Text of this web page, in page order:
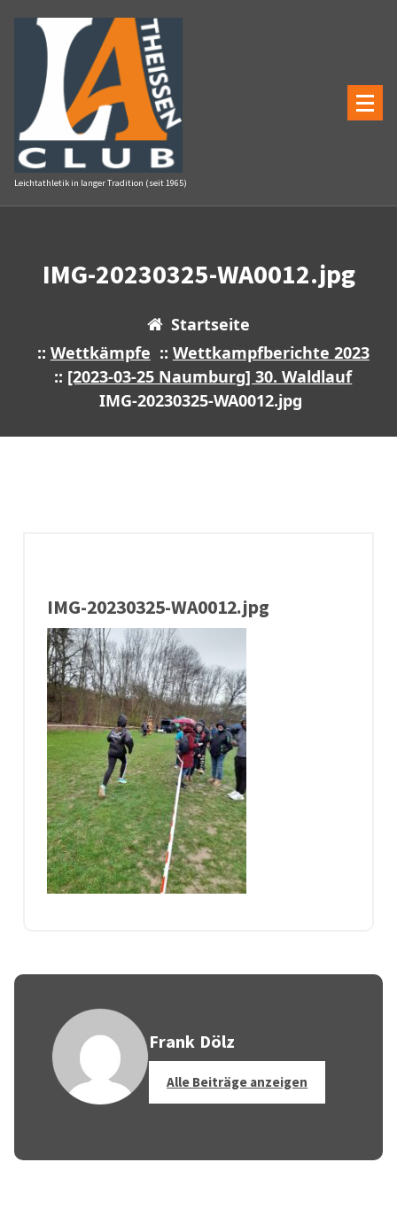
Inhalt
springen
Leichtathletik in langer Tradition (seit 1965)
IMG-20230325-WA0012.jpg
Startseite
:: Wettkämpfe :: Wettkampfberichte 2023
:: [2023-03-25 Naumburg] 30. Waldlauf
IMG-20230325-WA0012.jpg
IMG-20230325-WA0012.jpg
Frank Dölz
Alle Beiträge anzeigen